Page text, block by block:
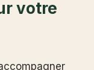
votre